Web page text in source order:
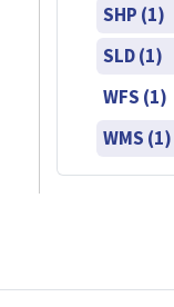
SHP (1)
SLD (1)
WFS (1)
WMS (1)